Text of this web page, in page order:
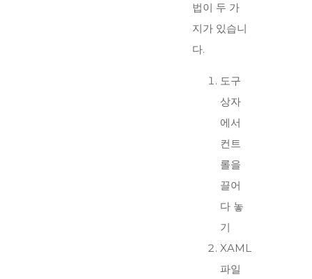
법이 두 가
지가 있습니
다.
도구
상자
에서
컨트
롤을
끌어
다 놓
기
XAML
파일